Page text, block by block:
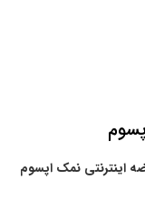
اینترنتی نمک اپسوم